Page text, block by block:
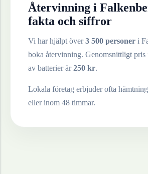
Återvinning i
fakta och siffror
Vi har hjälpt över3 500 personer i
boka återvinning. Genomsnittligt
av batterierär250 kr.
Lokala företag erbjuder ofta
eller inom 48 timmar.